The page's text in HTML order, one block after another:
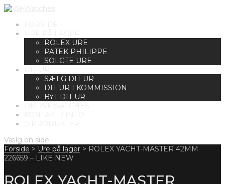
ROLEX URE
PATEK PHILIPPE
SOLGTE URE
SÆLG DIT UR
DIT UR I KOMMISSION
BYT DIT UR
Vælg en side
Forside > Ure på lager > ROLEX YACHT-MASTER 42MM
226659 – LIKE NEW
ROLEX YACHT-MASTER